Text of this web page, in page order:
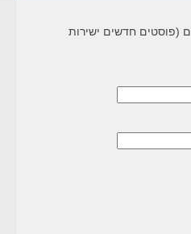
(פוסטים חדשים ישירות